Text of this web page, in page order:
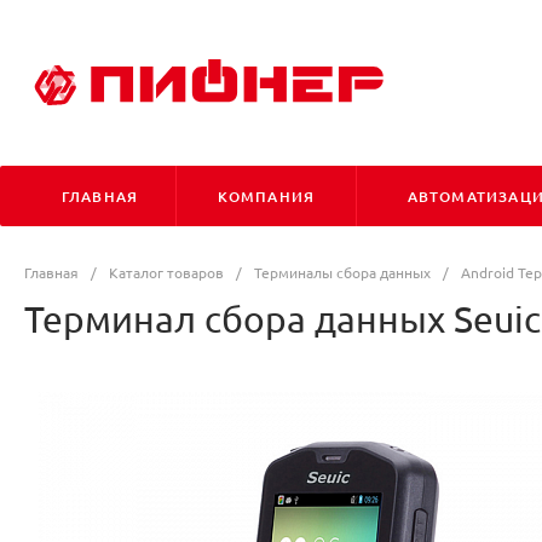
ГЛАВНАЯ КОМПАНИЯ
Главная / Каталог товаров / Терминалы сбора данных / Android
Терминал сбора данных